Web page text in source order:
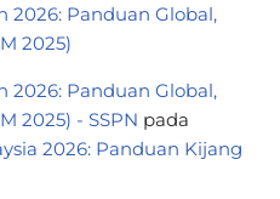
2026: Panduan Global,
2025)
2026: Panduan Global,
2025) - SSPN pada
2026: Panduan Kijang